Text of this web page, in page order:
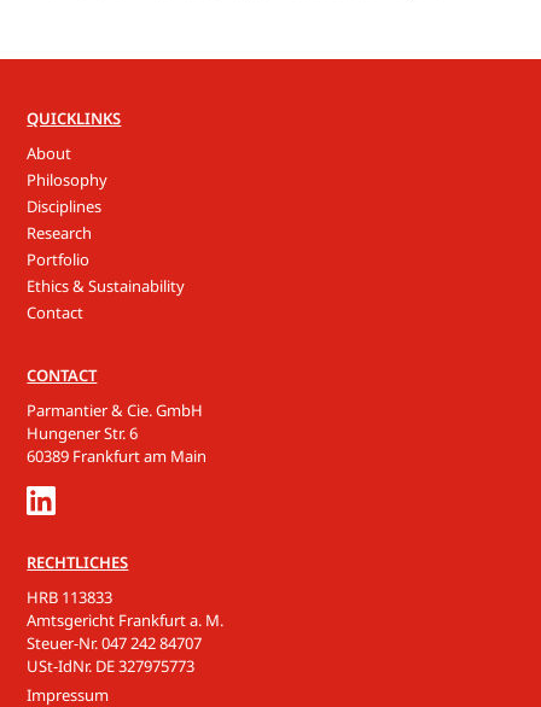
QUICKLINKS
About
Philosophy
Disciplines
Research
Portfolio
Ethics & Sustainability
Contact
CONTACT
Parmantier & Cie. GmbH
Hungener Str. 6
60389 Frankfurt am Main
RECHTLICHES
HRB 113833
Amtsgericht Frankfurt a. M.
Steuer-Nr. 047 242 84707
USt-IdNr. DE 327975773
Impressum